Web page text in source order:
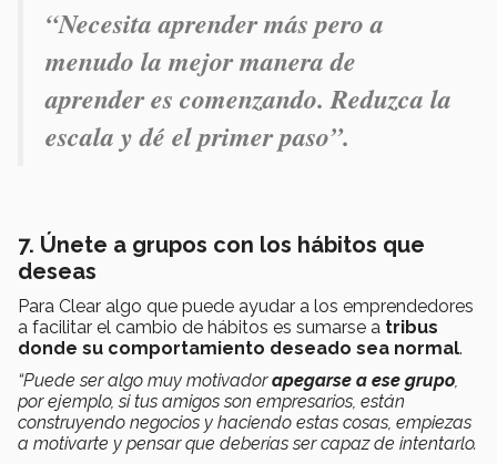
“Necesita aprender más pero a
menudo la mejor manera de
aprender es comenzando. Reduzca la
escala y dé el primer paso”.
7. Únete a grupos con los hábitos que
deseas
Para Clear algo que puede ayudar a los emprendedores
a facilitar el cambio de hábitos es sumarse a tribus
donde su comportamiento deseado sea normal.
“Puede ser algo muy motivadorapegarse a ese grupo,
por ejemplo, si tus amigos son empresarios, están
construyendo negocios y haciendo estas cosas, empiezas
a motivarte y pensar que deberías ser capaz de intentarlo.